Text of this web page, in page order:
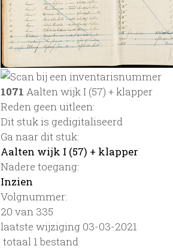
1071 Aalten wijk I (57) + klapper
Reden geen uitleen:
Dit stuk is gedigitaliseerd
Ga naar dit stuk:
Aalten wijk I (57) + klapper
Nadere toegang:
Inzien
Volgnummer:
20 van 335
laatste wijziging 03-03-2021
totaal 1 bestand